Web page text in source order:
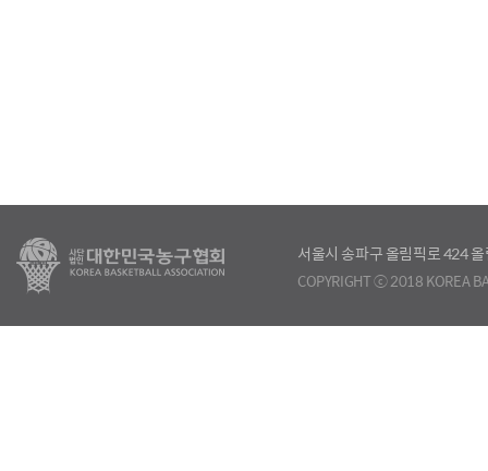
서울시 송파구 올림픽로 424
COPYRIGHT ⓒ 2018 KOREA